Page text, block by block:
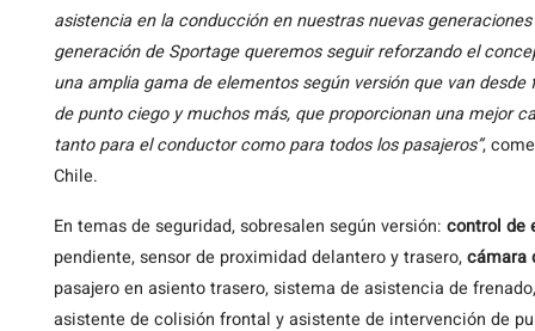
asistencia en la conducción en nuestras nuevas
generación de Sportage queremos seguir reforzando el
una amplia gama de elementos según versión que van
de punto ciego y muchos más, que proporcionan una mejor
tanto para el conductor como para todos los pasajeros”,
Chile.
En temas de seguridad, sobresalen según versión: control de
pendiente, sensor de proximidad delantero y trasero,cámara
pasajero en asiento trasero, sistema de asistencia de
asistente de colisión frontal y asistente de intervención de